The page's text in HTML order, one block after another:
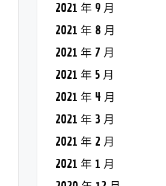
2021 年 9 月
2021 年 8 月
2021 年 7 月
2021 年 5 月
2021 年 4 月
2021 年 3 月
2021 年 2 月
2021 年 1 月